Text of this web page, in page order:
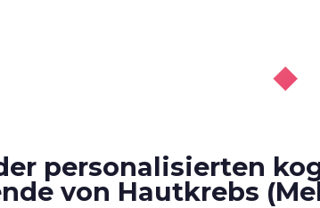
◆
personalisierten
von Hautkrebs